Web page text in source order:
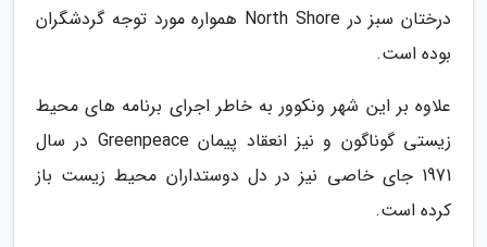
درختان سبز در North Shore همواره مورد توجه گردشگران
بوده است.
علاوه بر این شهر ونکوور به خاطر اجرای برنامه های محیط
زیستی گوناگون و نیز انعقاد پیمان Greenpeace در سال
1971 جای خاصی نیز در دل دوستداران محیط زیست باز
کرده است.